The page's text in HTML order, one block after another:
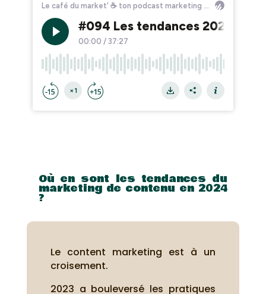
Où en sont les tendances du
marketing de contenu en 2024
?
Le content marketing est à un
croisement.
2023 a bouleversé les pratiques